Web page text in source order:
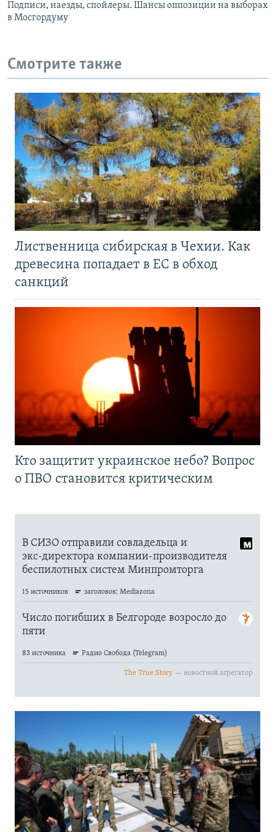
Подписи, наезды, спойлеры. Шансы оппозиции на выборах
в Мосгордуму
Смотрите также
Лиственница сибирская в Чехии. Как
древесина попадает в ЕС в обход
санкций
Кто защитит украинское небо? Вопрос
о ПВО становится критическим